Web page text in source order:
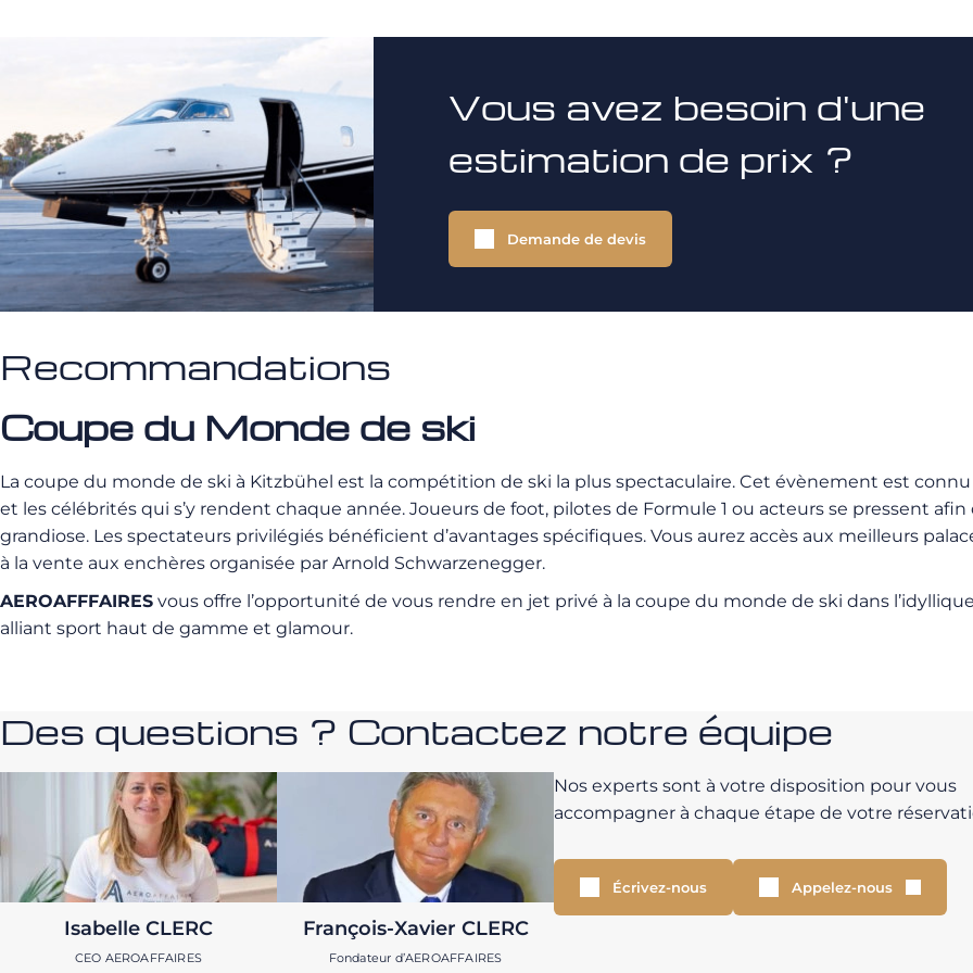
Vous avez besoin d'une
estimation de prix ?
Demande de devis
Recommandations
Coupe du Monde de ski
La coupe du monde de ski à Kitzbühel est la compétition de ski la plus spectaculaire. Cet évènement est
et les célébrités qui s’y rendent chaque année. Joueurs de foot, pilotes de Formule 1 ou acteurs se pressent
grandiose. Les spectateurs privilégiés bénéficient d’avantages spécifiques. Vous aurez accès aux meilleurs
à la vente aux enchères organisée par Arnold Schwarzenegger.
AEROAFFFAIRES vous offre l’opportunité de vous rendre en jet privé à la coupe du monde de ski dans
alliant sport haut de gamme et glamour.
Des questions ? Contactez notre équipe
Isabelle CLERC
CEO AEROAFFAIRES
François-Xavier CLERC
Fondateur d’AEROAFFAIRES
Nos experts sont à votre disposition pour vous
accompagner à chaque étape de votre
Écrivez-nous Appelez-nous